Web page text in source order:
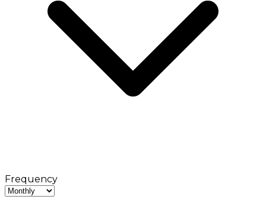
Frequency